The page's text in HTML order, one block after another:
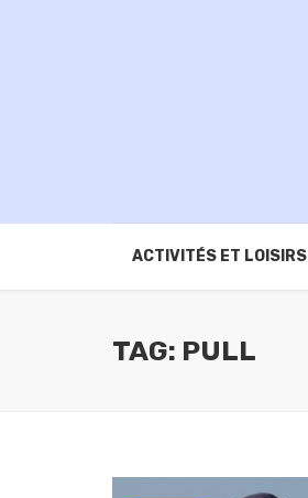
ACTIVITÉS ET LOISIRS
TAG: PULL